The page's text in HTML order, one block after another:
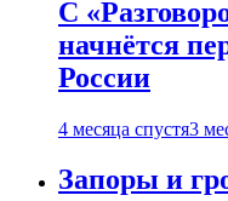
С
начнётся
России
4 месяца спустя3
Запоры и